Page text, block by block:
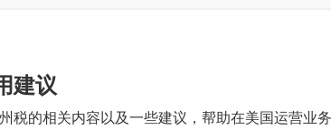
建议
税的相关内容以及一些建议，帮助在美国运营业